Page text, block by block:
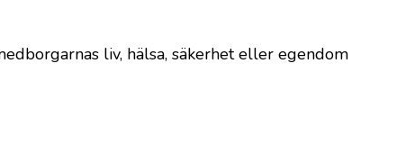
liv, hälsa, säkerhet eller egendom